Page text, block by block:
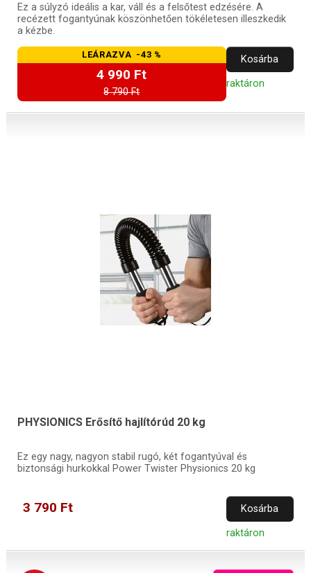
Ez a súlyzó ideális a kar, váll és a felsőtest edzésére. A
recézett fogantyúnak köszönhetően tökéletesen illeszkedik
a kézbe.
LEÁRAZVA -43 %
4 990 Ft
8 790 Ft
Kosárba
raktáron
PHYSIONICS Erősítő hajlítórúd 20 kg
Ez egy nagy, nagyon stabil rugó, két fogantyúval és
biztonsági hurkokkal Power Twister Physionics 20 kg
3 790 Ft Kosárba
raktáron